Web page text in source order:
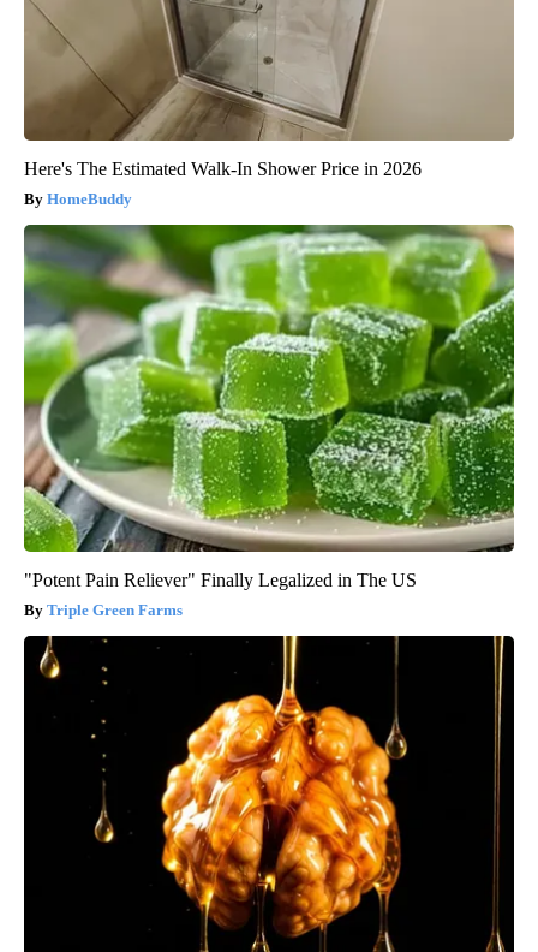
Here's The Estimated Walk-In Shower Price in 2026
HomeBuddy
"Potent Pain Reliever" Finally Legalized in The US
Triple Green Farms